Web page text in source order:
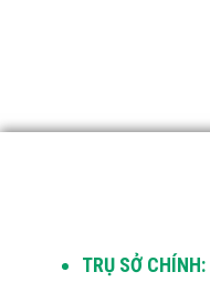
TRỤ SỞ CHÍNH: